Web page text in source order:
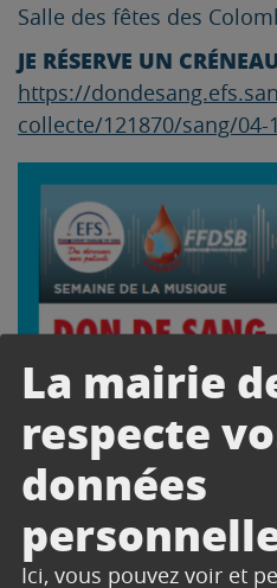
La mairie
respecte
données
Ici, vous pouvez voir et
Salle des fêtes des
JE RÉSERVE UN
https://
collecte/121870/sang/04-